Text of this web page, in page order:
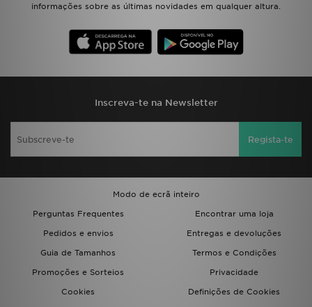
informações sobre as últimas novidades em qualquer altura.
Inscreva-te na Newsletter
Regista-te
Modo de ecrã inteiro
Perguntas Frequentes
Encontrar uma loja
Pedidos e envios
Entregas e devoluções
Guia de Tamanhos
Termos e Condições
Promoções e Sorteios
Privacidade
Cookies
Definições de Cookies